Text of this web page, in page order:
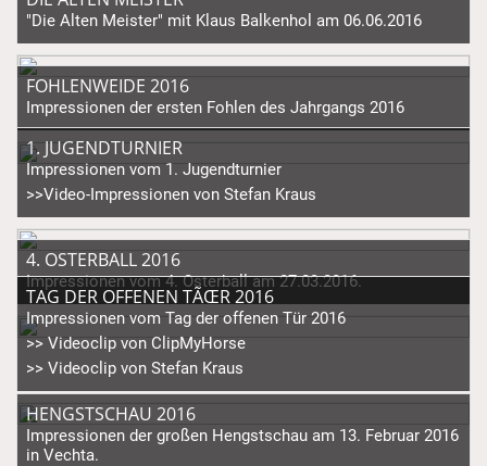
"Die Alten Meister" mit Klaus Balkenhol am 06.06.2016
FOHLENWEIDE 2016
Impressionen der ersten Fohlen des Jahrgangs 2016
1. JUGENDTURNIER
Impressionen vom 1. Jugendturnier
>>Video-Impressionen von Stefan Kraus
4. OSTERBALL 2016
Impressionen vom 4. Osterball am 27.03.2016.
TAG DER OFFENEN TÃŒR 2016
Impressionen vom Tag der offenen Tür 2016
>> Videoclip von ClipMyHorse
>> Videoclip von Stefan Kraus
HENGSTSCHAU 2016
Impressionen der großen Hengstschau am 13. Februar 2016
in Vechta.